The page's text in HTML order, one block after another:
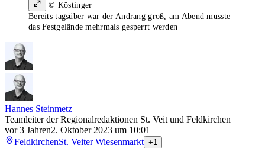
© Köstinger
Bereits tagsüber war der Andrang groß, am Abend musste
das Festgelände mehrmals gesperrt werden
Hannes Steinmetz
Teamleiter der Regionalredaktionen St. Veit und Feldkirchen
vor 3 Jahren2. Oktober 2023 um 10:01
FeldkirchenSt. Veiter Wiesenmarkt +1